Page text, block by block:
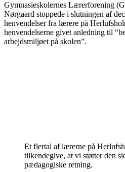
Gymnasieskolernes Lærerforening
Nørgaard stoppede i slutningen af
henvendelser fra lærere på
henvendelserne givet anledning til
arbejdsmiljøet på skolen”.
Et flertal af lærerne på
tilkendegive, at vi støtter den
pædagogiske retning.